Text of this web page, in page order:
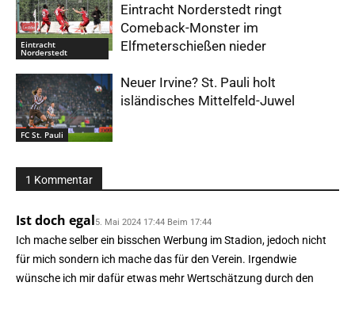
Eintracht
Norderstedt
Eintracht Norderstedt ringt
Comeback-Monster im
Elfmeterschießen nieder
FC St. Pauli
Neuer Irvine? St. Pauli holt
isländisches Mittelfeld-Juwel
1 Kommentar
Ist doch egal5. Mai 2024 17:44 Beim 17:44
Ich mache selber ein bisschen Werbung im Stadion, jedoch nicht
für mich sondern ich mache das für den Verein. Irgendwie
wünsche ich mir dafür etwas mehr Wertschätzung durch den